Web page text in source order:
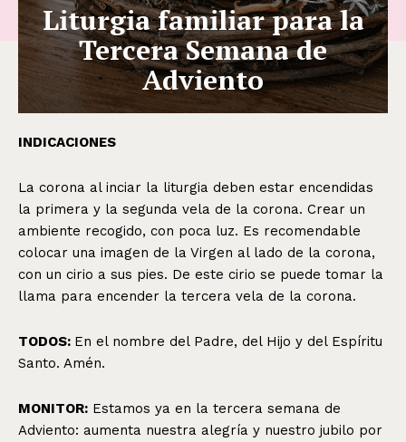
Liturgia familiar para la
Tercera Semana de
Adviento
INDICACIONES
La corona al inciar la liturgia deben estar encendidas
la primera y la segunda vela de la corona. Crear un
ambiente recogido, con poca luz. Es recomendable
colocar una imagen de la Virgen al lado de la corona,
con un cirio a sus pies. De este cirio se puede tomar la
llama para encender la tercera vela de la corona.
TODOS: En el nombre del Padre, del Hijo y del Espíritu
Santo. Amén.
MONITOR: Estamos ya en la tercera semana de
Adviento: aumenta nuestra alegría y nuestro jubilo por